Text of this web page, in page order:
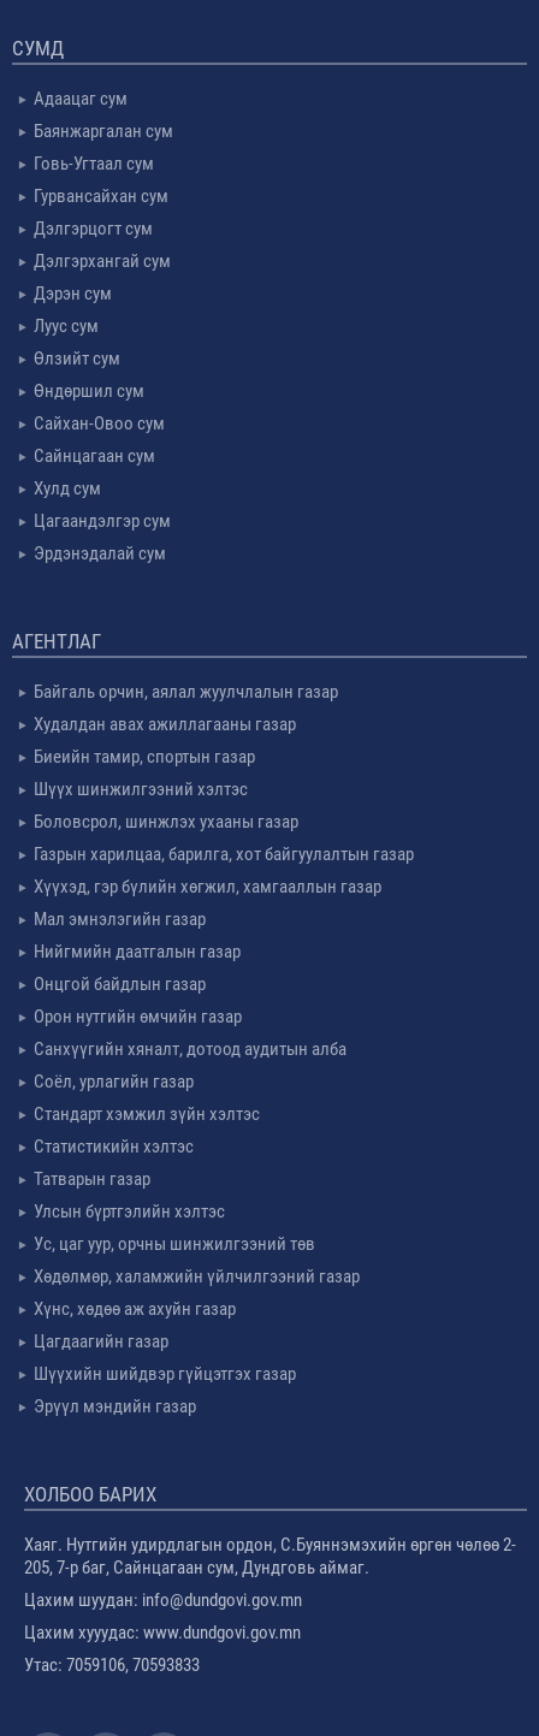
СУМД
Адаацаг сум
Баянжаргалан сум
Говь-Угтаал сум
Гурвансайхан сум
Дэлгэрцогт сум
Дэлгэрхангай сум
Дэрэн сум
Луус сум
Өлзийт сум
Өндөршил сум
Сайхан-Овоо сум
Сайнцагаан сум
Хулд сум
Цагаандэлгэр сум
Эрдэнэдалай сум
АГЕНТЛАГ
Байгаль орчин, аялал жуулчлалын газар
Худалдан авах ажиллагааны газар
Биеийн тамир, спортын газар
Шүүх шинжилгээний хэлтэс
Боловсрол, шинжлэх ухааны газар
Газрын харилцаа, барилга, хот байгуулалтын газар
Хүүхэд, гэр бүлийн хөгжил, хамгааллын газар
Мал эмнэлэгийн газар
Нийгмийн даатгалын газар
Онцгой байдлын газар
Орон нутгийн өмчийн газар
Санхүүгийн хяналт, дотоод аудитын алба
Соёл, урлагийн газар
Стандарт хэмжил зүйн хэлтэс
Статистикийн хэлтэс
Татварын газар
Улсын бүртгэлийн хэлтэс
Ус, цаг уур, орчны шинжилгээний төв
Хөдөлмөр, халамжийн үйлчилгээний газар
Хүнс, хөдөө аж ахуйн газар
Цагдаагийн газар
Шүүхийн шийдвэр гүйцэтгэх газар
Эрүүл мэндийн газар
ХОЛБОО БАРИХ
Хаяг. Нутгийн удирдлагын ордон, С.Буяннэмэхийн өргөн чөлөө 2-
205, 7-р баг, Сайнцагаан сум, Дундговь аймаг.
Цахим шуудан: info@dundgovi.gov.mn
Цахим хууудас: www.dundgovi.gov.mn
Утас: 7059106, 70593833